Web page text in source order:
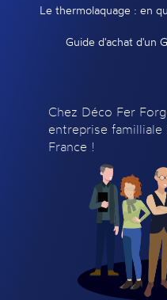
Le thermolaquage : en
Guide d'achat d'un
Chez Déco Fer
entreprise familliale
France !